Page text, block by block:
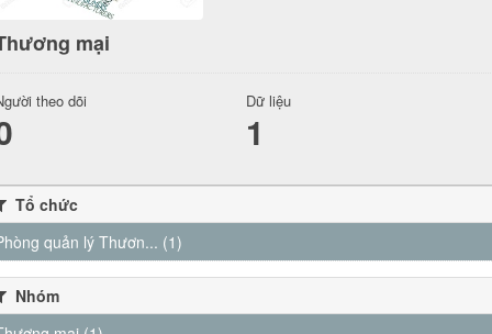
mại
theo dõi Dữ liệu
1
Tổ chức
quản lý Thươn... (1)
Nhóm